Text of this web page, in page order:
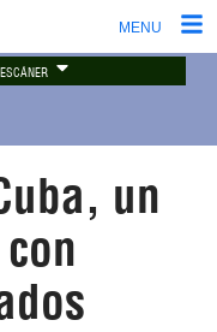
MENU
un